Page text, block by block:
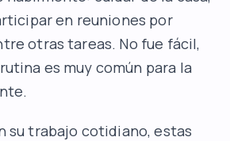
en reuniones por
otras tareas. No fue fácil,
es muy común para la
su trabajo cotidiano, estas